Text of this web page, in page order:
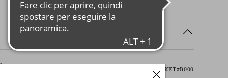
Item PUDGK01#KET#B000